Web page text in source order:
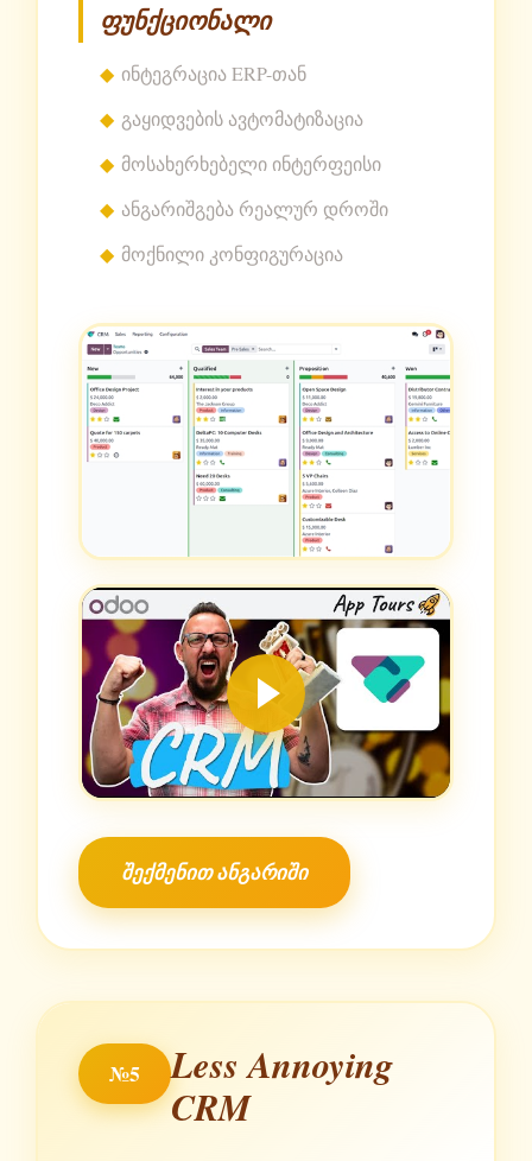
ფუნქციონალი
ინტეგრაცია ERP-თან
გაყიდვების ავტომატიზაცია
მოსახერხებელი ინტერფეისი
ანგარიშგება რეალურ დროში
მოქნილი კონფიგურაცია
შექმენით ანგარიში
№5
Less Annoying
CRM